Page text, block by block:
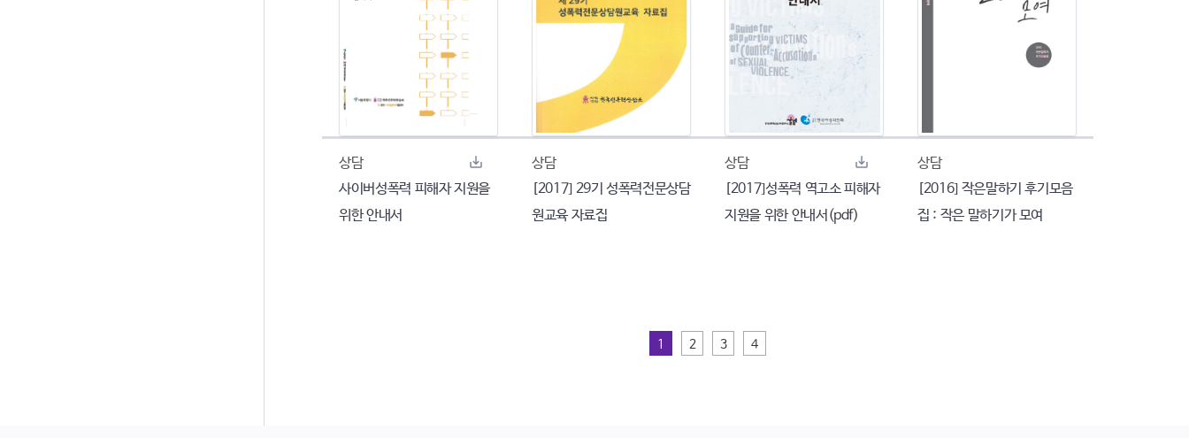
상담
사이버성폭력 피해자 지원을
위한 안내서
상담
[2017] 29기 성폭력전문상담
원교육 자료집
상담
[2017]성폭력 역고소 피해자
지원을 위한 안내서(pdf)
상담
[2016] 작은말하기 후기모음
집 : 작은 말하기가 모여
1 2 3 4